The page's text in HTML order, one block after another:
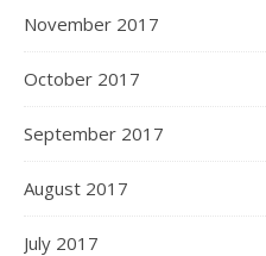
November 2017
October 2017
September 2017
August 2017
July 2017